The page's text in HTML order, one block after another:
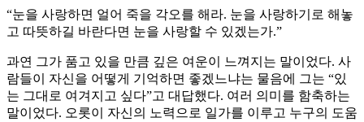
“눈을 사랑하면 얼어 죽을 각오를 해라. 눈을 사랑하기로 해놓
고 따뜻하길 바란다면 눈을 사랑할 수 있겠는가.”
과연 그가 품고 있을 만큼 깊은 여운이 느껴지는 말이었다. 사
람들이 자신을 어떻게 기억하면 좋겠느냐는 물음에 그는 “있
는 그대로 여겨지고 싶다”고 대답했다. 여러 의미를 함축하는
말이었다. 오롯이 자신의 노력으로 일가를 이루고 누구의 도움